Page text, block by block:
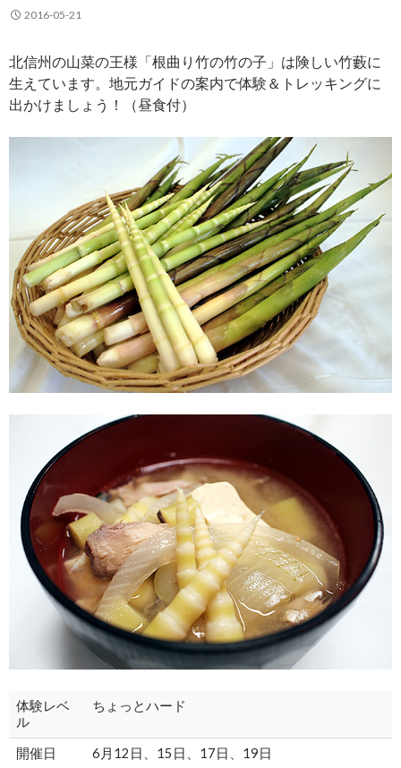
2016-05-21
北信州の山菜の王様「根曲り竹の竹の子」は険しい竹藪に
生えています。地元ガイドの案内で体験＆トレッキングに
出かけましょう！（昼食付）
体験レベ
ル
ちょっとハード
開催日 6月12日、15日、17日、19日